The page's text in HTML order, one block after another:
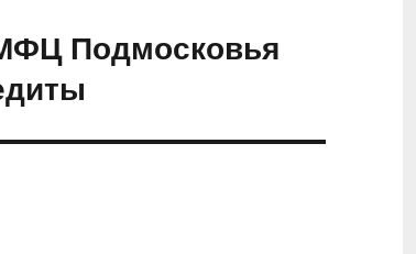
Подмосковья